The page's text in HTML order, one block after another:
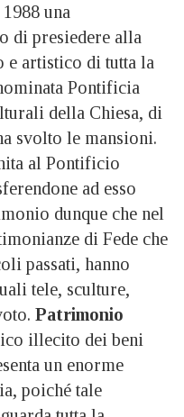
una
di presiedere alla
artistico di tutta la
Pontificia
della Chiesa, di
svolto le mansioni.
al Pontificio
ad esso
dunque che nel
di Fede che
passati, hanno
tele, sculture,
Patrimonio
illecito dei beni
un enorme
poiché tale